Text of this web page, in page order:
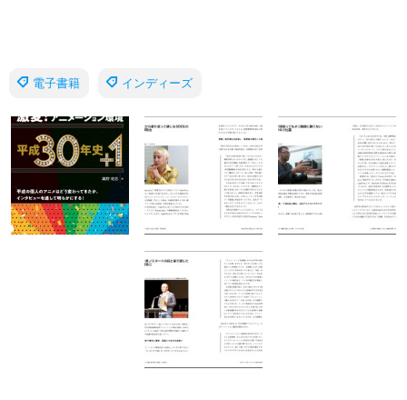
電子書籍 インディーズ